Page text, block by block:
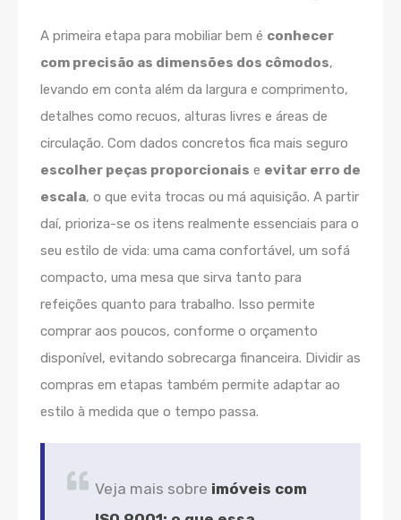
A primeira etapa para mobiliar bem é conhecer
com precisão as dimensões dos cômodos,
levando em conta além da largura e comprimento,
detalhes como recuos, alturas livres e áreas de
circulação. Com dados concretos fica mais seguro
escolher peças proporcionais e evitar erro de
escala, o que evita trocas ou má aquisição. A partir
daí, prioriza-se os itens realmente essenciais para o
seu estilo de vida: uma cama confortável, um sofá
compacto, uma mesa que sirva tanto para
refeições quanto para trabalho. Isso permite
comprar aos poucos, conforme o orçamento
disponível, evitando sobrecarga financeira. Dividir as
compras em etapas também permite adaptar ao
estilo à medida que o tempo passa.
Veja mais sobre imóveis com